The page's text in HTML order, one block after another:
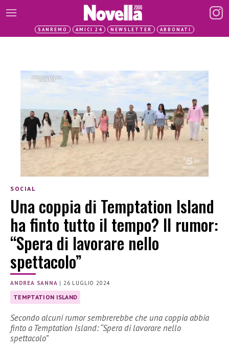
SANREMO AMICI 24 NEWSLETTER ABBONATI
SOCIAL
Una coppia di Temptation Island
ha finto tutto il tempo? Il rumor:
“Spera di lavorare nello
spettacolo”
ANDREA SANNA |26 LUGLIO 2024
TEMPTATION ISLAND
Secondo alcuni rumor sembrerebbe che una coppia abbia
finto a Temptation Island: “Spera di lavorare nello
spettacolo”